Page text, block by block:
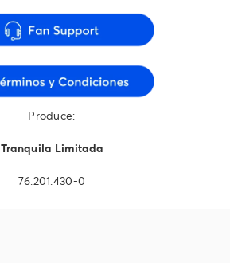
Produce:
Tranquila Limitada
76.201.430-0